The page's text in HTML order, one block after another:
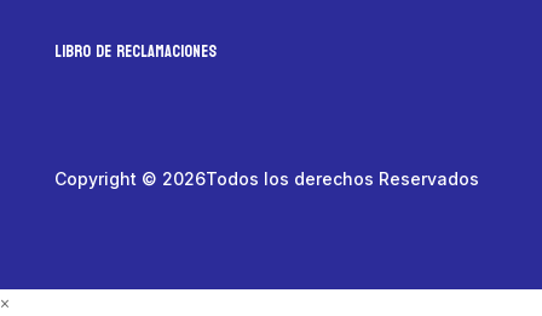
LIBRO DE RECLAMACIONES
Copyright © 2026Todos los derechos Reservados
×